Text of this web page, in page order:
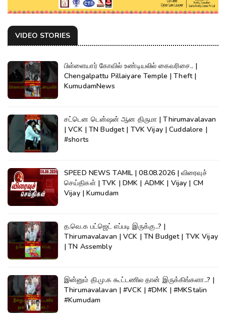
VIDEO STORIES
பிள்ளையார் கோவில் உண்டியலில் கைவரிசை.. |
Chengalpattu Pillaiyare Temple | Theft |
KumudamNews
சட்டென டென்ஷன் ஆன திருமா | Thirumavalavan
| VCK | TN Budget | TVK Vijay | Cuddalore |
#shorts
SPEED NEWS TAMIL | 08.08.2026 | விரைவுச்
செய்திகள் | TVK | DMK | ADMK | Vijay | CM
Vijay | Kumudam
த.வெ.க பட்ஜெட் எப்படி இருக்கு..? |
Thirumavalavan | VCK | TN Budget | TVK Vijay
| TN Assembly
இன்னும் தி.மு.க கூட்டணில தான் இருக்கிங்களா..? |
Thirumavalavan | #VCK | #DMK | #MKStalin
#Kumudam